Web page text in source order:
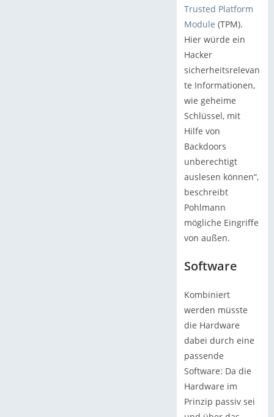
Trusted Platform
Module (TPM).
Hier würde ein
Hacker
sicherheitsrelevan
te Informationen,
wie geheime
Schlüssel, mit
Hilfe von
Backdoors
unberechtigt
auslesen können“,
beschreibt
Pohlmann
mögliche Eingriffe
von außen.
Software
Kombiniert
werden müsste
die Hardware
dabei durch eine
passende
Software: Da die
Hardware im
Prinzip passiv sei